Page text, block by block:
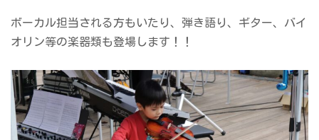
ボーカル担当される方もいたり、弾き語り、ギター、バイ
オリン等の楽器類も登場します！！